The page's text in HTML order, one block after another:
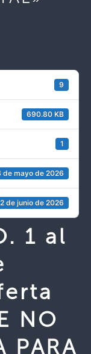
9
690.80 KB
1
de mayo de 2026
2 de junio de 2026
1 al
NO
PARA